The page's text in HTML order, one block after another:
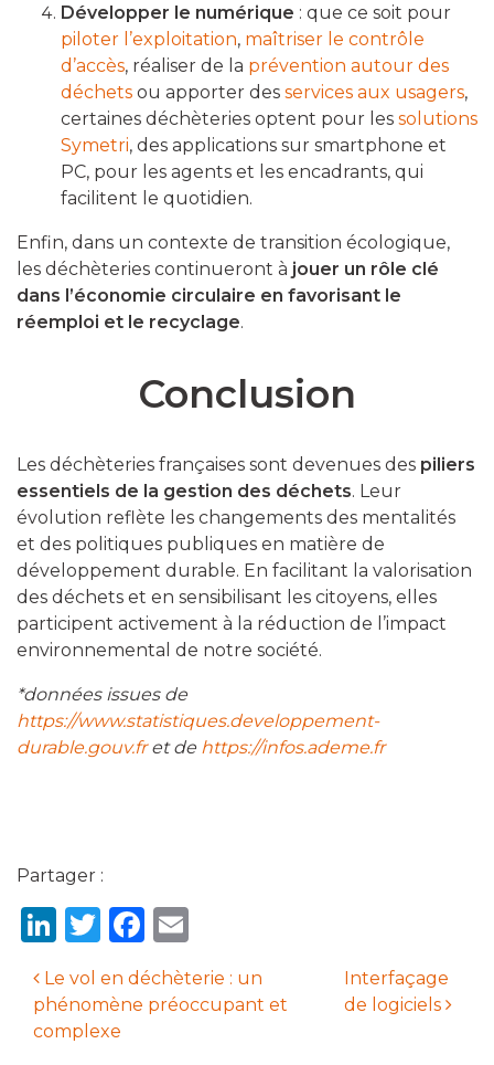
Développer le numérique : que ce soit pour
piloter l’exploitation, maîtriser le contrôle
d’accès, réaliser de la prévention autour des
déchets ou apporter des services aux usagers,
certaines déchèteries optent pour les solutions
Symetri, des applications sur smartphone et
PC, pour les agents et les encadrants, qui
facilitent le quotidien.
Enfin, dans un contexte de transition écologique,
les déchèteries continueront à jouer un rôle clé
dans l’économie circulaire en favorisant le
réemploi et le recyclage.
Conclusion
Les déchèteries françaises sont devenues des piliers
essentiels de la gestion des déchets. Leur
évolution reflète les changements des mentalités
et des politiques publiques en matière de
développement durable. En facilitant la valorisation
des déchets et en sensibilisant les citoyens, elles
participent activement à la réduction de l’impact
environnemental de notre société.
*données issues de
https://www.statistiques.developpement-
durable.gouv.fret de https://infos.ademe.fr
Partager :
LinkedIn
Twitter
Facebook
Navigation des articles
Le vol en déchèterie : un
phénomène préoccupant et
complexe
Interfaçage
de logiciels